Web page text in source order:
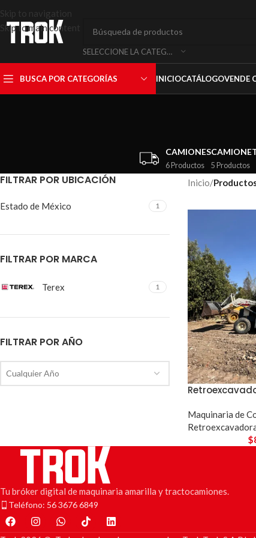
Skip to navigation
Skip to main content
SELECCIONE LA CATEGORÍA
BUSCA POR CATEGORÍAS INICIOCATÁLOGOVENDE
CAMIONES
6 Productos 5 Productos
FILTRAR POR UBICACIÓN
Estado de México 1
FILTRAR POR MARCA
Terex 1
FILTRAR POR AÑO
Cualquier Año
Inicio/
Maquinaria de
$
Tu bróker digital de maquinaria amarilla y tractocamiones.
Teléfono: 56 3676 6849